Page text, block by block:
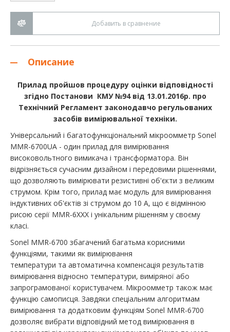
Добавить в сравнение
Описание
Прилад пройшов процедуру оцінки відповідності
згідно Постанови КМУ №94 від 13.01.2016р. про
Технічний Регламент законодавчо регульованих
засобів вимірювальної техніки.
Універсальний і багатофункціональний мікроомметр Sonel
MMR-6700UA - один прилад для вимірювання
високовольтного вимикача і трансформатора. Він
відрізняється сучасним дизайном і передовими рішеннями,
що дозволяють вимірювати резистивні об'єкти з великим
струмом. Крім того, прилад має модуль для вимірювання
індуктивних об'єктів зі струмом до 10 А, що є відмінною
рисою серії MMR-6XXX і унікальним рішенням у своєму
класі.
Sonel MMR-6700 збагачений багатьма корисними
функціями, такими як вимірювання
температури та автоматична компенсація результатів
вимірювання відносно температури, виміряної або
запрограмованої користувачем. Мікроомметр також має
функцію самописця. Завдяки спеціальним алгоритмам
вимірювання та додатковим функціям Sonel MMR-6700
дозволяє вибрати відповідний метод вимірювання в